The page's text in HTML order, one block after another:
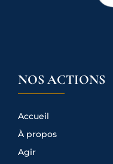
NOS ACTIONS
Accueil
À propos
Agir